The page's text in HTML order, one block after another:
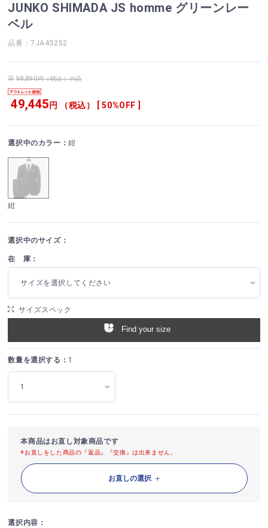
JUNKO SHIMADA JS homme グリーンレー
ベル
品番：7JA45252
98,890円（税込）の品
49,445 円 （税込） [ 50%OFF ]
選択中のカラー：紺
紺
選択中のサイズ：
在 庫：
サイズを選択してください
サイズスペック
Find your size
数量を選択する： 1
本商品はお直し対象商品です
※お直しをした商品の『返品』『交換』は出来ません。
お直しの選択
選択内容：